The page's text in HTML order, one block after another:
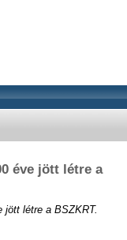
éve jött létre a
jött létre a BSZKRT.